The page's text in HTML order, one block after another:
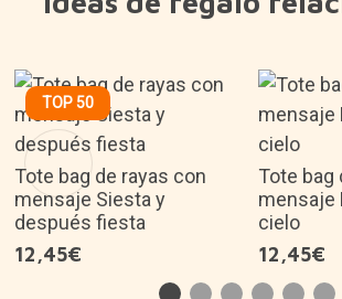
50,00€. Resto de pedidos 3,90€
Producto descatalogado
30 días para devoluciones
Tienda de Madrid Malasaña.